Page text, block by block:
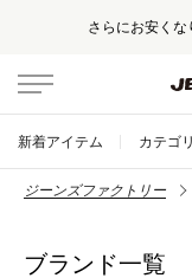
さらにお安くな
新着アイテム カテゴリ
ジーンズファクトリー
ブランド一覧